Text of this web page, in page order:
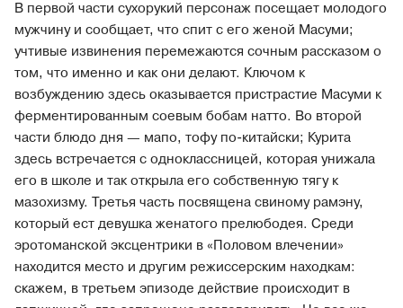
В первой части сухорукий персонаж посещает молодого
мужчину и сообщает, что спит с его женой Масуми;
учтивые извинения перемежаются сочным рассказом о
том, что именно и как они делают. Ключом к
возбуждению здесь оказывается пристрастие Масуми к
ферментированным соевым бобам натто. Во второй
части блюдо дня — мапо, тофу по-китайски; Курита
здесь встречается с одноклассницей, которая унижала
его в школе и так открыла его собственную тягу к
мазохизму. Третья часть посвящена свиному рамэну,
который ест девушка женатого прелюбодея. Среди
эротоманской эксцентрики в «Половом влечении»
находится место и другим режиссерским находкам:
скажем, в третьем эпизоде действие происходит в